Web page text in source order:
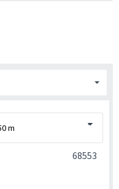
68553